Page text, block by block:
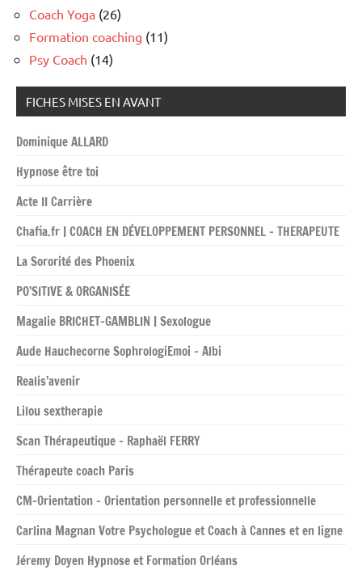
Coach Yoga (26)
Formation coaching (11)
Psy Coach (14)
FICHES MISES EN AVANT
Dominique ALLARD
Hypnose être toi
Acte II Carrière
Chafia.fr | COACH EN DÉVELOPPEMENT PERSONNEL – THERAPEUTE
La Sororité des Phoenix
PO’SITIVE & ORGANISÉE
Magalie BRICHET-GAMBLIN | Sexologue
Aude Hauchecorne SophrologiEmoi – Albi
Realis’avenir
Lilou sextherapie
Scan Thérapeutique – Raphaël FERRY
Thérapeute coach Paris
CM-Orientation – Orientation personnelle et professionnelle
Carlina Magnan Votre Psychologue et Coach à Cannes et en ligne
Jéremy Doyen Hypnose et Formation Orléans